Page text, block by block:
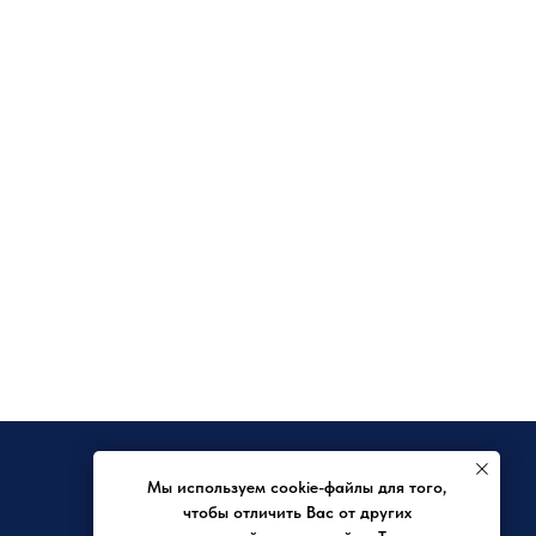
Заявка на отсрочку
Мы используем cookie-файлы для того,
чтобы отличить Вас от других